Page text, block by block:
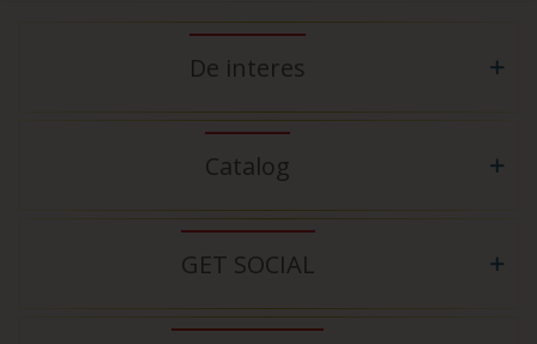
De interes
Catalog
GET SOCIAL